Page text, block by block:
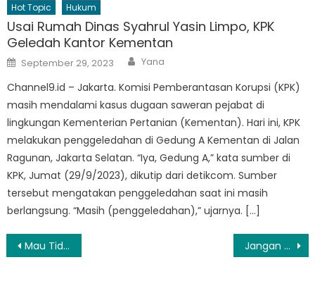
Hot Topic Hukum
Usai Rumah Dinas Syahrul Yasin Limpo, KPK
Geledah Kantor Kementan
Posted
on
September 29, 2023 Author
Yana
Channel9.id – Jakarta. Komisi Pemberantasan Korupsi (KPK)
masih mendalami kasus dugaan saweran pejabat di
lingkungan Kementerian Pertanian (Kementan). Hari ini, KPK
melakukan penggeledahan di Gedung A Kementan di Jalan
Ragunan, Jakarta Selatan. “Iya, Gedung A,” kata sumber di
KPK, Jumat (29/9/2023), dikutip dari detikcom. Sumber
tersebut mengatakan penggeledahan saat ini masih
berlangsung. “Masih (penggeledahan),” ujarnya. […]
Navigasi
Mau Tidur Malah Pusing, Coba Atasi dengan Kiat Berikut Ini Jangan Ketiduran Saat Main Ponsel di Tempat Tidur, Ini Risikonya